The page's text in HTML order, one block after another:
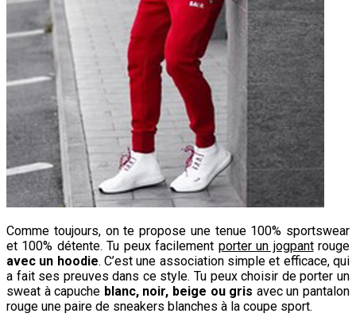
Comme toujours, on te propose une tenue 100% sportswear
et 100% détente. Tu peux facilement porter un jogpantrouge
avec un hoodie. C’est une association simple et efficace, qui
a fait ses preuves dans ce style. Tu peux choisir de porter un
sweat à capuche blanc, noir, beige ou gris avec un pantalon
rouge une paire de sneakers blanches à la coupe sport.